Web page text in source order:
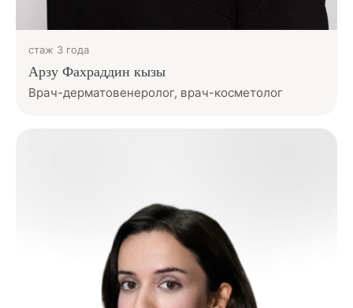
стаж 3 года
Арзу Фахраддин кызы
Врач-дерматовенеролог, врач-косметолог